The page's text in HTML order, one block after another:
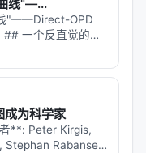
准确率
：98% 准确率
线"—...
"——Direct-OPD
一个反直觉的困
已经在 AIME
数。现在你的工…
成为科学家
**: Peter Kirgis,
Rabanser,